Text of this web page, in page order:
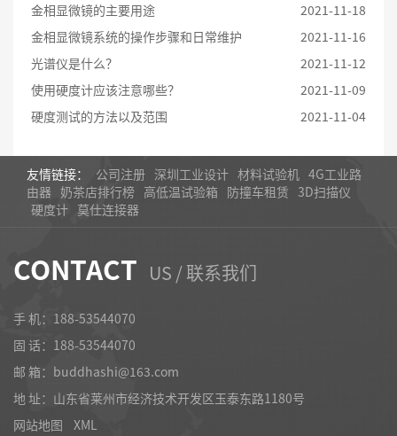
金相显微镜的主要用途
2021-11-18
金相显微镜系统的操作步骤和日常维护
2021-11-16
光谱仪是什么？
2021-11-12
使用硬度计应该注意哪些？
2021-11-09
硬度测试的方法以及范围
2021-11-04
友情链接： 公司注册 深圳工业设计 材料试验机 4G工业路
由器 奶茶店排行榜 高低温试验箱 防撞车租赁 3D扫描仪
硬度计 莫仕连接器
CONTACT US / 联系我们
手 机：188-53544070
固 话： 188-53544070
邮 箱：buddhashi@163.com
地 址：山东省莱州市经济技术开发区玉泰东路1180号
网站地图
XML